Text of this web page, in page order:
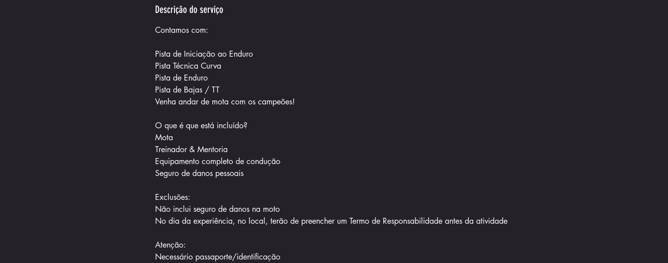
Descrição do serviço
Contamos com:
Pista de Iniciação ao Enduro
Pista Técnica Curva
Pista de Enduro
Pista de Bajas / TT
Venha andar de mota com os campeões!
O que é que está incluído?
Mota
Treinador & Mentoria
Equipamento completo de condução
Seguro de danos pessoais
Exclusões:
Não inclui seguro de danos na moto
No dia da experiência, no local, terão de preencher um Termo de Responsabilidade antes da atividade
Atenção:
Necessário passaporte/identificação